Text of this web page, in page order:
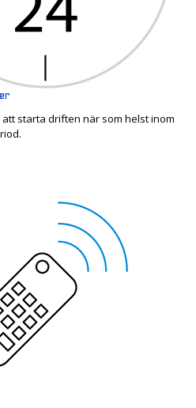
starta driften när som helst inom